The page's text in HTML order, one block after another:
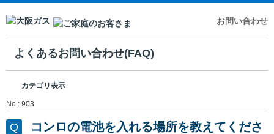
お問い合わせ
よくあるお問い合わせ(FAQ)
カテゴリ表示
No : 903
コンロの電池を入れる場所を教えてくださ